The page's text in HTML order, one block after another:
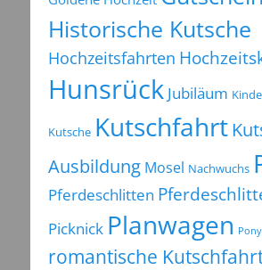
Historische Kutsche
Hochzeitsfahrten
Hunsrück Jubiläum
Kutsche Kutschfahrt
Ausbildung Mosel Nachwuchs
Pferdeschlitten
Picknick Planwagen
romantische